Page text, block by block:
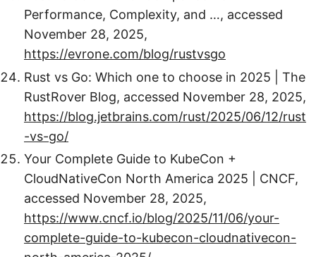
Performance, Complexity, and …, accessed
November 28, 2025,
https://evrone.com/blog/rustvsgo
Rust vs Go: Which one to choose in 2025 | The
RustRover Blog, accessed November 28, 2025,
https://blog.jetbrains.com/rust/2025/06/12/rust
-vs-go/
Your Complete Guide to KubeCon +
CloudNativeCon North America 2025 | CNCF,
accessed November 28, 2025,
https://www.cncf.io/blog/2025/11/06/your-
complete-guide-to-kubecon-cloudnativecon-